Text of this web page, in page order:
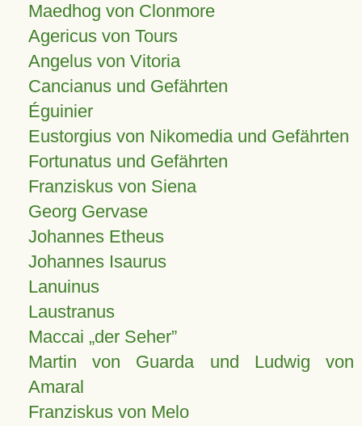
Maedhog von Clonmore
Agericus von Tours
Angelus von Vitoria
Cancianus und Gefährten
Éguinier
Eustorgius von Nikomedia und Gefährten
Fortunatus und Gefährten
Franziskus von Siena
Georg Gervase
Johannes Etheus
Johannes Isaurus
Lanuinus
Laustranus
Maccai „der Seher”
Martin von Guarda und Ludwig von
Amaral
Franziskus von Melo